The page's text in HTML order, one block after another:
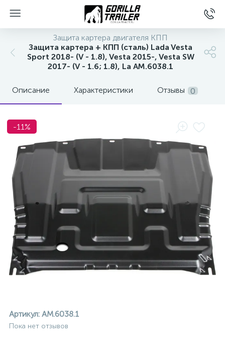
Защита картера двигателя КПП
Защита картера + КПП (сталь) Lada Vesta
Sport 2018- (V - 1.8), Vesta 2015-, Vesta SW
2017- (V - 1.6; 1.8), La AM.6038.1
Описание Характеристики Отзывы 0
-11%
Артикул: AM.6038.1
Пока нет отзывов